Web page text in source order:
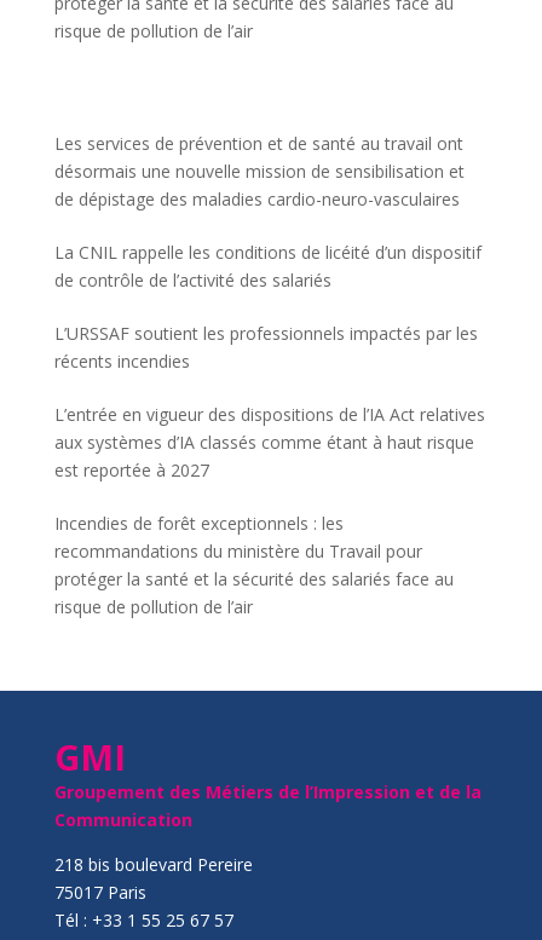
risque de pollution de l’air
Les services de prévention et de santé au travail ont
désormais une nouvelle mission de sensibilisation et
de dépistage des maladies cardio-neuro-vasculaires
La CNIL rappelle les conditions de licéité d’un dispositif
de contrôle de l’activité des salariés
L’URSSAF soutient les professionnels impactés par les
récents incendies
L’entrée en vigueur des dispositions de l’IA Act relatives
aux systèmes d’IA classés comme étant à haut risque
est reportée à 2027
Incendies de forêt exceptionnels : les
recommandations du ministère du Travail pour
protéger la santé et la sécurité des salariés face au
risque de pollution de l’air
GMI
Groupement des Métiers de l’Impression et de la
Communication
218 bis boulevard Pereire
75017 Paris
Tél : +33 1 55 25 67 57